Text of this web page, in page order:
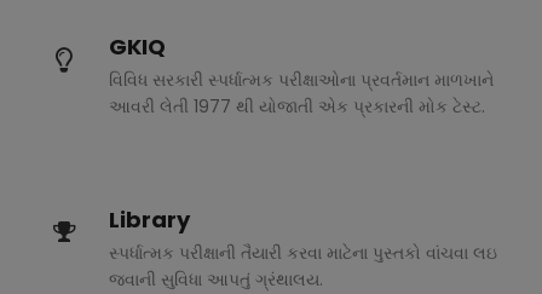
GKIQ
વિવિધ સરકારી સ્પર્ધાત્મક પરીક્ષાઓના પ્રવર્તમાન માળખાને
આવરી લેતી 1977 થી યોજાતી એક પ્રકારની મોક ટેસ્ટ.
Library
સ્પર્ધાત્મક પરીક્ષાની તૈયારી કરવા માટેના પુસ્તકો વાંચવા લઇ
જવાની સુવિધા આપતું ગ્રંથાલય.